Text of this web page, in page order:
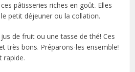
pâtisseries riches en goût. Elles
petit déjeuner ou la collation.
de fruit ou une tasse de thé! Ces
très bons. Préparons-les ensemble!
rapide.